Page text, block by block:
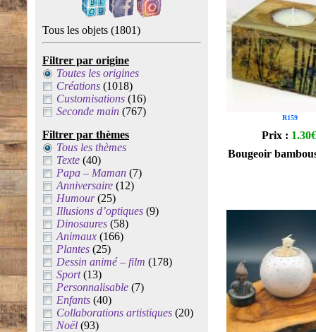
Tous les objets (1801)
Filtrer par origine
Toutes les origines
Créations (1018)
Customisations (16)
Seconde main (767)
Filtrer par thèmes
Tous les thèmes
Texte (40)
Papa – Maman (7)
Anniversaire (12)
Humour(25)
Illusions d’optiques (9)
Dinosaures (58)
Animaux (166)
Plantes (25)
Dessin animé – film (178)
Sport(13)
Personnalisable (7)
Enfants (40)
Collaborations artistiques (20)
Noël (93)
R159
Prix : 1.30€
Bougeoir